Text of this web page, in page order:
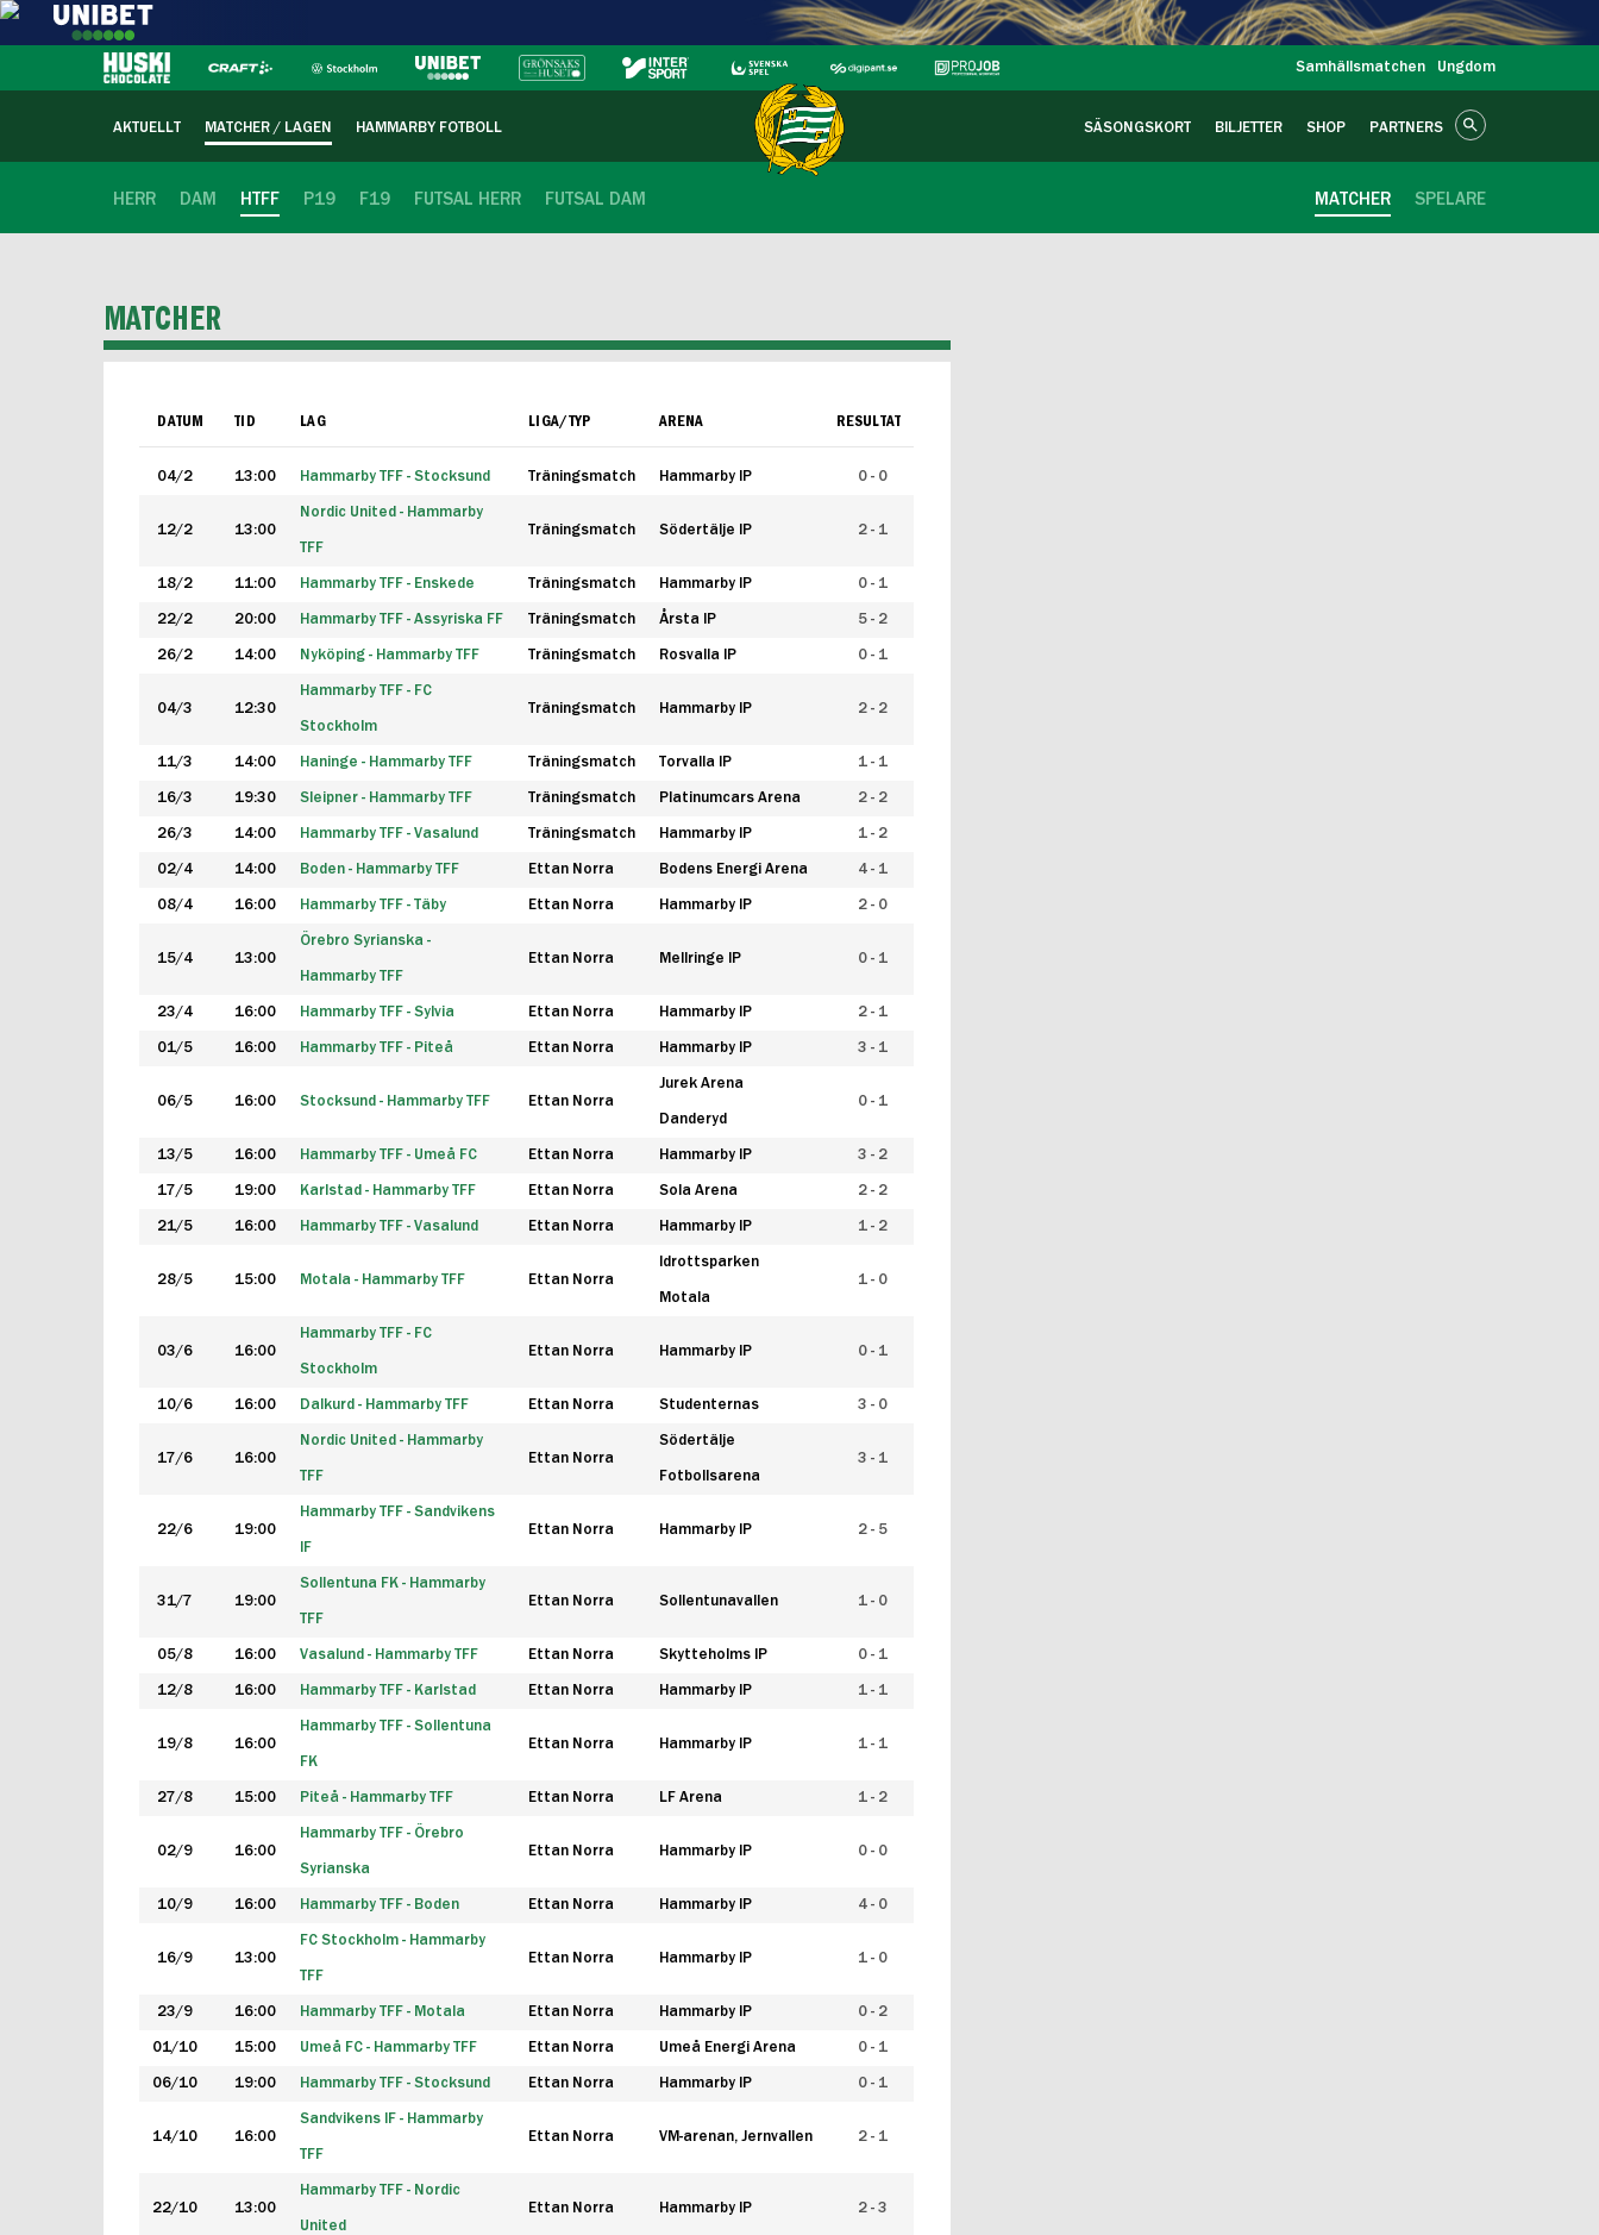
Samhällsmatchen Ungdom
AKTUELLT MATCHER / LAGEN HAMMARBY FOTBOLL SÄSONGSKORT BILJETTER SHOP PARTNERS
HERR DAM HTFF P19 F19 FUTSAL HERR FUTSAL DAM SPELARE
MATCHER
MATCHER
DATUM TID LAG LIGA/TYP ARENA RESULTAT
04/2 13:00 Hammarby TFF - Stocksund Träningsmatch Hammarby IP 0 - 0
12/2 13:00
Nordic United - Hammarby
TFF
Träningsmatch Södertälje IP 2 - 1
18/2 11:00 Hammarby TFF - Enskede Träningsmatch Hammarby IP 0 - 1
22/2 20:00 Hammarby TFF - Assyriska FF Träningsmatch Årsta IP 5 - 2
26/2 14:00 Nyköping - Hammarby TFF Träningsmatch Rosvalla IP 0 - 1
04/3 12:30
Hammarby TFF - FC
Stockholm
Träningsmatch Hammarby IP 2 - 2
11/3 14:00 Haninge - Hammarby TFF Träningsmatch Torvalla IP 1 - 1
16/3 19:30 Sleipner - Hammarby TFF Träningsmatch Platinumcars Arena 2 - 2
26/3 14:00 Hammarby TFF - Vasalund Träningsmatch Hammarby IP 1 - 2
02/4 14:00 Boden - Hammarby TFF Ettan Norra Bodens Energi Arena 4 - 1
08/4 16:00 Hammarby TFF - Täby Ettan Norra Hammarby IP 2 - 0
15/4 13:00
Örebro Syrianska -
Hammarby TFF
Ettan Norra Mellringe IP 0 - 1
23/4 16:00 Hammarby TFF - Sylvia Ettan Norra Hammarby IP 2 - 1
01/5 16:00 Hammarby TFF - Piteå Ettan Norra Hammarby IP 3 - 1
06/5 16:00 Stocksund - Hammarby TFF Ettan Norra
Jurek Arena
Danderyd
0 - 1
13/5 16:00 Hammarby TFF - Umeå FC Ettan Norra Hammarby IP 3 - 2
17/5 19:00 Karlstad - Hammarby TFF Ettan Norra Sola Arena 2 - 2
21/5 16:00 Hammarby TFF - Vasalund Ettan Norra Hammarby IP 1 - 2
28/5 15:00 Motala - Hammarby TFF Ettan Norra
Idrottsparken
Motala
1 - 0
03/6 16:00
Hammarby TFF - FC
Stockholm
Ettan Norra Hammarby IP 0 - 1
10/6 16:00 Dalkurd - Hammarby TFF Ettan Norra Studenternas 3 - 0
17/6 16:00
Nordic United - Hammarby
TFF
Ettan Norra
Södertälje
Fotbollsarena
3 - 1
22/6 19:00
Hammarby TFF - Sandvikens
IF
Ettan Norra Hammarby IP 2 - 5
31/7 19:00
Sollentuna FK - Hammarby
TFF
Ettan Norra Sollentunavallen 1 - 0
05/8 16:00 Vasalund - Hammarby TFF Ettan Norra Skytteholms IP 0 - 1
12/8 16:00 Hammarby TFF - Karlstad Ettan Norra Hammarby IP 1 - 1
19/8 16:00
Hammarby TFF - Sollentuna
FK
Ettan Norra Hammarby IP 1 - 1
27/8 15:00 Piteå - Hammarby TFF Ettan Norra LF Arena 1 - 2
02/9 16:00
Hammarby TFF - Örebro
Syrianska
Ettan Norra Hammarby IP 0 - 0
10/9 16:00 Hammarby TFF - Boden Ettan Norra Hammarby IP 4 - 0
16/9 13:00
FC Stockholm - Hammarby
TFF
Ettan Norra Hammarby IP 1 - 0
23/9 16:00 Hammarby TFF - Motala Ettan Norra Hammarby IP 0 - 2
01/10 15:00 Umeå FC - Hammarby TFF Ettan Norra Umeå Energi Arena 0 - 1
06/10 19:00 Hammarby TFF - Stocksund Ettan Norra Hammarby IP 0 - 1
14/10 16:00
Sandvikens IF - Hammarby
TFF
Ettan Norra VM-arenan, Jernvallen 2 - 1
22/10 13:00
Hammarby TFF - Nordic
United
Ettan Norra Hammarby IP 2 - 3